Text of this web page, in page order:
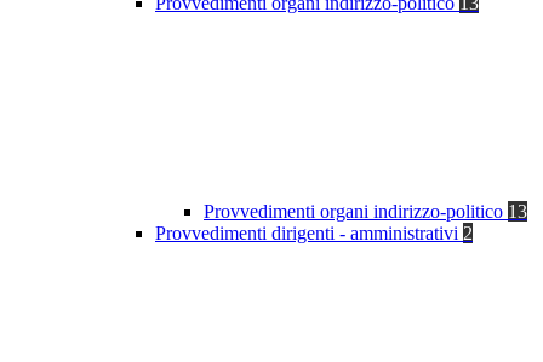
Provvedimenti organi indirizzo-politico 13
Provvedimenti dirigenti - amministrativi 2